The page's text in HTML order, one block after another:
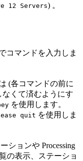
12 Servers) 。
コマンドを入力しま
(各コマンドの前に
なくて済むようにす
を使用します。
quit を使用しま
ションや Processing
の表示、ステーショ